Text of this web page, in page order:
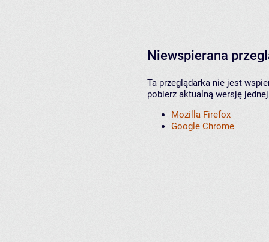
Niewspierana
Ta przeglądarka nie jest
pobierz aktualną wersję
Mozilla Firefox
Google Chrome